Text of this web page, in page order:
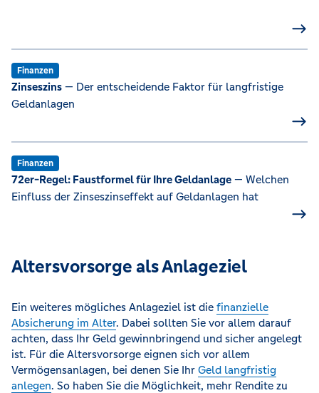
Finanzen
Zinseszins — Der entscheidende Faktor für langfristige
Geldanlagen
Finanzen
72er-Regel: Faustformel für Ihre Geldanlage — Welchen
Einfluss der Zinseszinseffekt auf Geldanlagen hat
Altersvorsorge als Anlageziel
Ein weiteres mögliches Anlageziel ist die finanzielle
Absicherung im Alter. Dabei sollten Sie vor allem darauf
achten, dass Ihr Geld gewinnbringend und sicher angelegt
ist. Für die Altersvorsorge eignen sich vor allem
Vermögensanlagen, bei denen Sie Ihr Geld langfristig
anlegen. So haben Sie die Möglichkeit, mehr Rendite zu